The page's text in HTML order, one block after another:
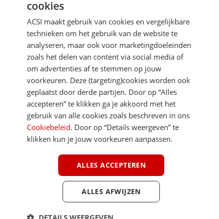
Je gegevens zijn veilig en worden niet gedeeld met anderen
DIRECT NAAR
MEER ACSI FREELIFE
cookies
ACSI maakt gebruik van cookies en vergelijkbare
technieken om het gebruik van de website te
analyseren, maar ook voor marketingdoeleinden
zoals het delen van content via social media of
om advertenties af te stemmen op jouw
voorkeuren. Deze (targeting)cookies worden ook
geplaatst door derde partijen. Door op “Alles
accepteren” te klikken ga je akkoord met het
gebruik van alle cookies zoals beschreven in ons
Cookiebeleid. Door op “Details weergeven” te
klikken kun je jouw voorkeuren aanpassen.
ALLES ACCEPTEREN
ALLES AFWIJZEN